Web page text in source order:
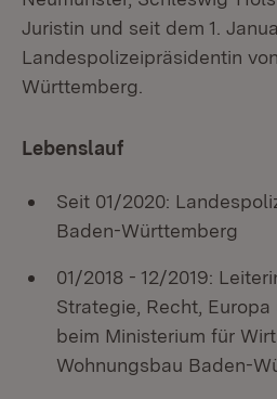
Juristin und seit dem 1.
Landespolizeipräsidentin
Württemberg.
Lebenslauf
Seit 01/2020:
Baden-Württemberg
01/2018 - 12/2019:
Strategie, Recht,
beim Ministerium für
Wohnungsbau Baden-